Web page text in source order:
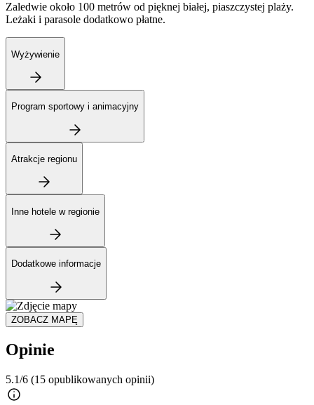
Zaledwie około 100 metrów od pięknej białej, piaszczystej plaży.
Leżaki i parasole dodatkowo płatne.
Wyżywienie
Program sportowy i animacyjny
Atrakcje regionu
Inne hotele w regionie
Dodatkowe informacje
ZOBACZ MAPĘ
Opinie
5.1/6 (15 opublikowanych opinii)